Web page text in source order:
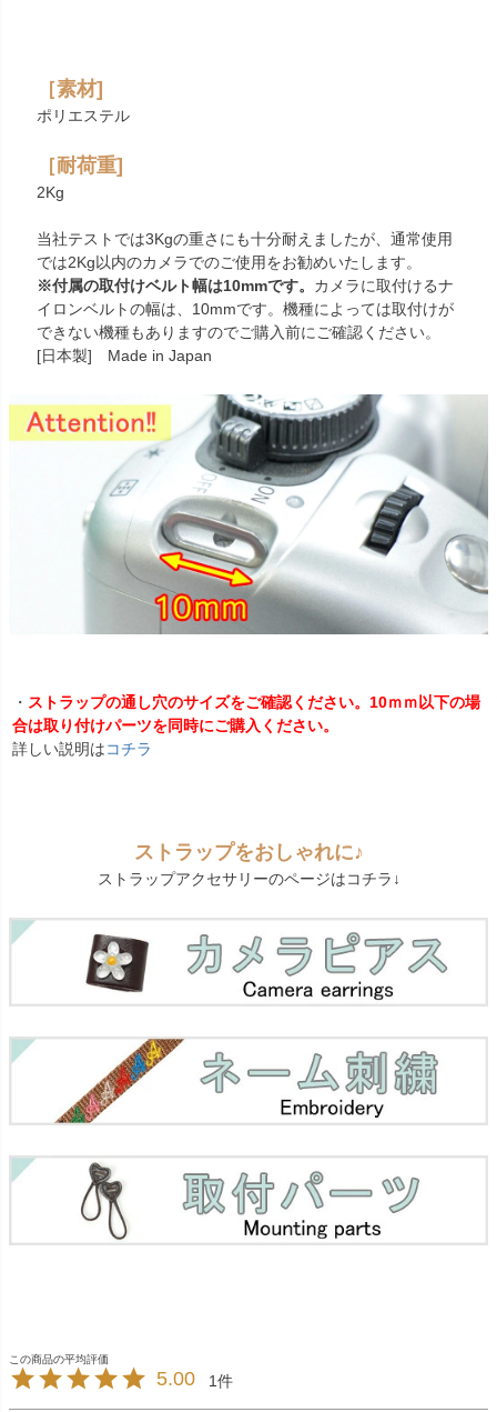
［素材]
ポリエステル
［耐荷重]
2Kg
当社テストでは3Kgの重さにも十分耐えましたが、通常使用
では2Kg以内のカメラでのご使用をお勧めいたします。
※付属の取付けベルト幅は10mmです。 カメラに取付けるナ
イロンベルトの幅は、10mmです。機種によっては取付けが
できない機種もありますのでご購入前にご確認ください。
[日本製] Made in Japan
・ ストラップの通し穴のサイズをご確認ください。10ｍｍ以下の場
合は取り付けパーツを同時にご購入ください。
詳しい説明はコチラ
ストラップをおしゃれに♪
ストラップアクセサリーのページはコチラ↓
5.00 1